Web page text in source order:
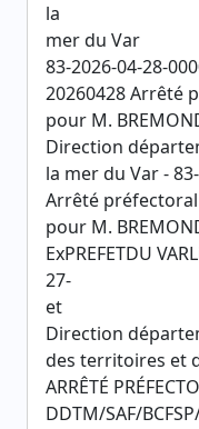
la
mer du Var
83-2026-04-28-
20260428 Arrêté
pour M.
Direction
la mer du Var -
Arrêté
pour M.
ExPREFETDU
27-
et
Direction
des territoires et
ARRÊTÉ
DDTM/SAF/